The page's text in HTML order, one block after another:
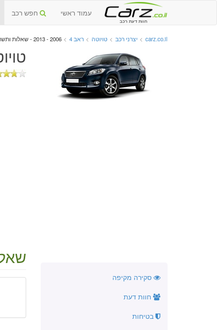
חוות דעת רכב
עמוד ראשי חפש רכב
carz.co.il
> יצרני רכב > טויוטה > ראב 4 > 2006 - 2013 - שאלות ותשובות
טויוטה
סקירה מקיפה
חוות דעת
בטיחות